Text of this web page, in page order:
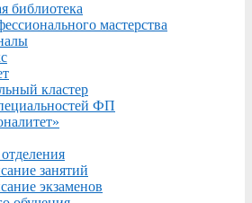
библиотека
мастерства
кластер
ФП
занятий
экзаменов